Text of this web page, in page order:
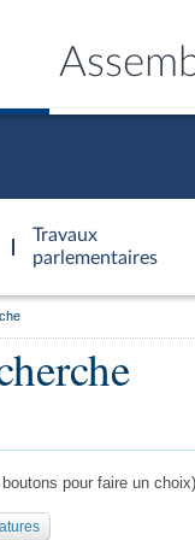
Travaux
parlementaires
pour faire un choix)